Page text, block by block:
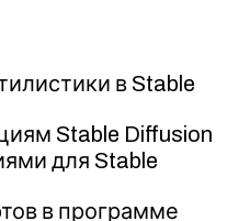
в Stable
Stable Diffusion
для Stable
в программе